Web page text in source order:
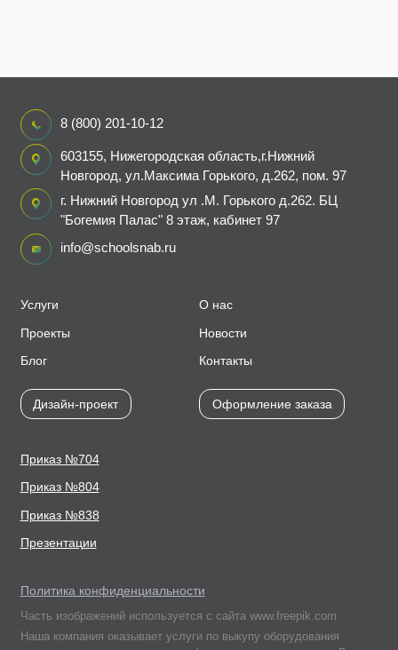
Услуги
Проекты
Блог
Дизайн-проект
О нас
Новости
Контакты
Оформление заказа
Приказ №704
Приказ №804
Приказ №838
Презентации
8 (800) 201-10-12
603155, Нижегородская область,г.Нижний
Новгород, ул.Максима Горького, д.262, пом. 97
г. Нижний Новгород ул .М. Горького д.262. БЦ
"Богемия Палас" 8 этаж, кабинет 97
info@schoolsnab.ru
Политика конфиденциальности
Часть изображений используется с сайта www.freepik.com
Наша компания оказывает услуги по выкупу оборудования